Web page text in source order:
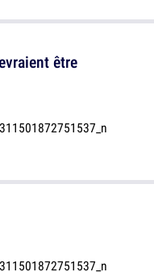
être